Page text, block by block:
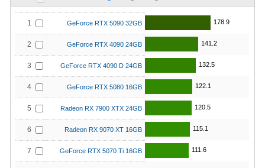
1 GeForce RTX 5090 32GB 178.9
2 GeForce RTX 4090 24GB 141.2
3 GeForce RTX 4090 D 24GB 132.5
4 GeForce RTX 5080 16GB 122.1
5 Radeon RX 7900 XTX 24GB 120.5
6 Radeon RX 9070 XT 16GB 115.1
7 GeForce RTX 5070 Ti 16GB 111.6